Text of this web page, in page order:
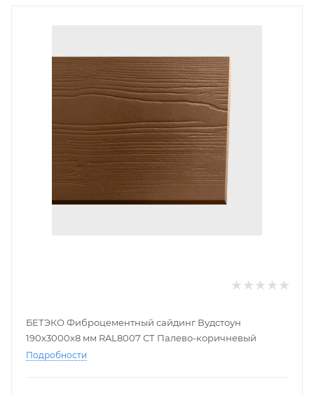
БЕТЭКО Фиброцементный сайдинг Вудстоун
190х3000х8 мм RAL8007 СТ Палево-коричневый
Подробности